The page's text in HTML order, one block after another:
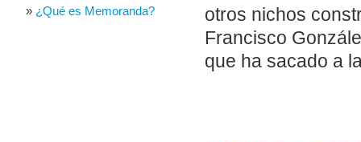
otros nichos
Francisco
que ha sacado a
¿Qué es Memoranda?